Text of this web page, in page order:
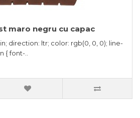
maro negru cu capac
direction: ltr; color: rgb(0, 0, 0); line-
{ font-..